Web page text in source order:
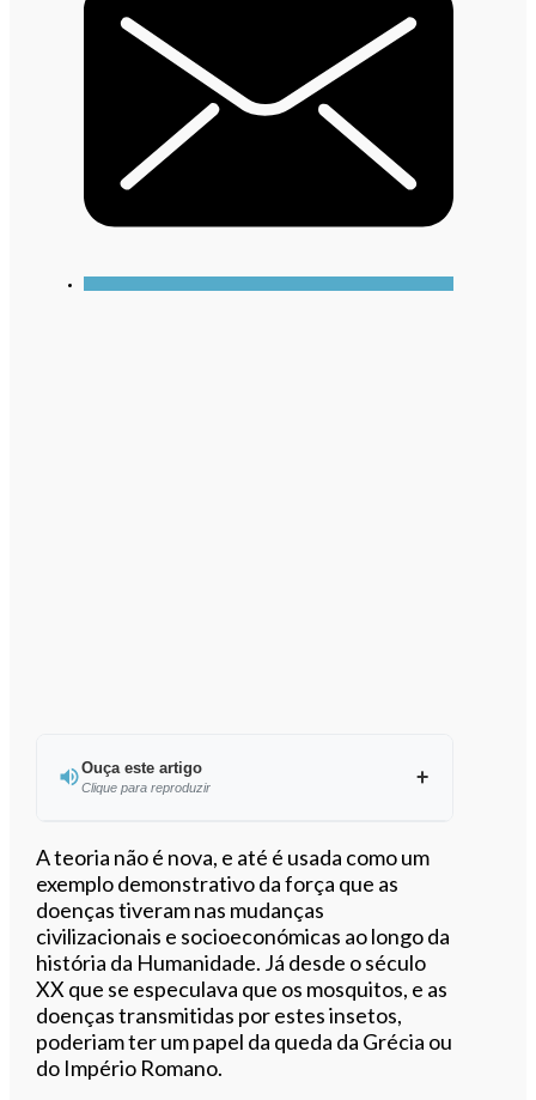
Ouça este artigo
Clique para reproduzir
Ouvir este artigo
A teoria não é nova, e até é usada como um
exemplo demonstrativo da força que as
doenças tiveram nas mudanças
civilizacionais e socioeconómicas ao longo da
história da Humanidade. Já desde o século
XX que se especulava que os mosquitos, e as
doenças transmitidas por estes insetos,
poderiam ter um papel da queda da Grécia ou
do Império Romano.